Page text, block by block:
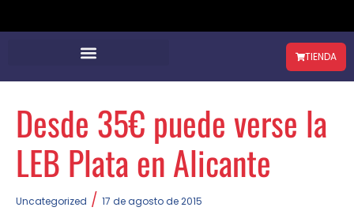
TIENDA
Desde 35€ puede verse la
LEB Plata en Alicante
Uncategorized / 17 de agosto de 2015